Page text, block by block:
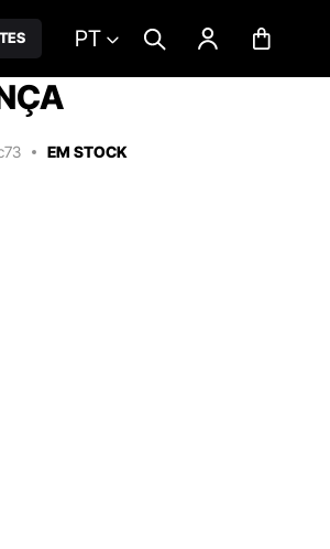
PT
EM STOCK